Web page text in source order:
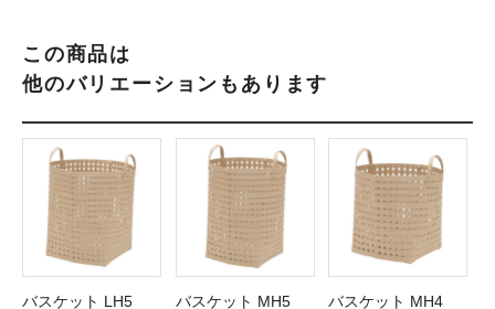
この商品は
他のバリエーションもあります
バスケット LH5 バスケット MH5 バスケット MH4